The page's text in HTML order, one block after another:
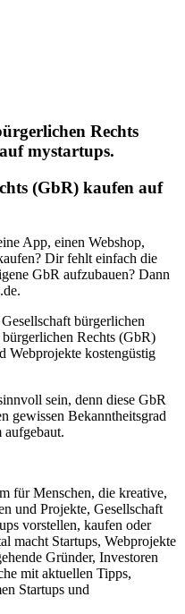
Rechts
mystartups.
(GbR) kaufen auf
App, einen Webshop,
Dir fehlt einfach die
GbR aufzubauen? Dann
bürgerlichen
Rechts (GbR)
Webprojekte kostengüstig
sein, denn diese GbR
gewissen Bekanntheitsgrad
aufgebaut.
für Menschen, die kreative,
und Projekte, Gesellschaft
vorstellen, kaufen oder
macht Startups, Webprojekte
Gründer, Investoren
mit aktuellen Tipps,
Startups und